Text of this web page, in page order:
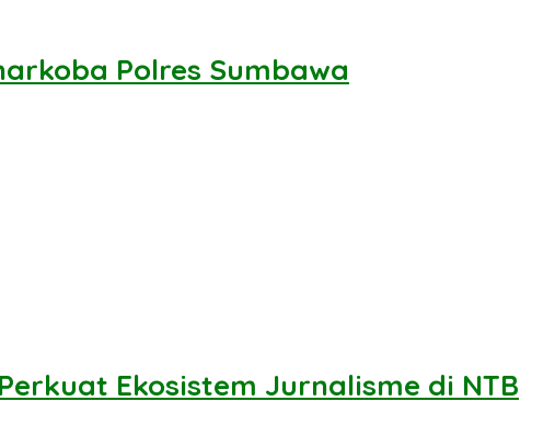
Polres Sumbawa
Ekosistem Jurnalisme di NTB